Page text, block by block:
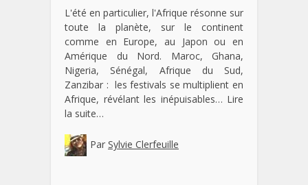
L'été en particulier, l'Afrique résonne sur
toute la planète, sur le continent
comme en Europe, au Japon ou en
Amérique du Nord. Maroc, Ghana,
Nigeria, Sénégal, Afrique du Sud,
Zanzibar : les festivals se multiplient en
Afrique, révélant les inépuisables… Lire
la suite…
Par Sylvie Clerfeuille